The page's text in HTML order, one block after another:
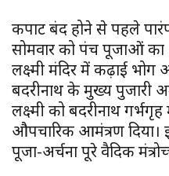
कपाट बंद होने से पहले
सोमवार को पंच पूजाओं
लक्ष्मी मंदिर में कढ़ाई भोग
बदरीनाथ के मुख्य पुजारी
लक्ष्मी को बदरीनाथ
औपचारिक आमंत्रण दिया।
पूजा-अर्चना पूरे वैदिक